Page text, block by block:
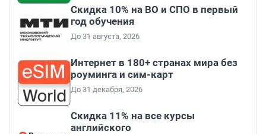
Скидка 10% на ВО и СПО в первый
год обучения
До 31 августа, 2026
Интернет в 180+ странах мира без
роуминга и сим-карт
До 31 декабря, 2026
Скидка 11% на все курсы
английского